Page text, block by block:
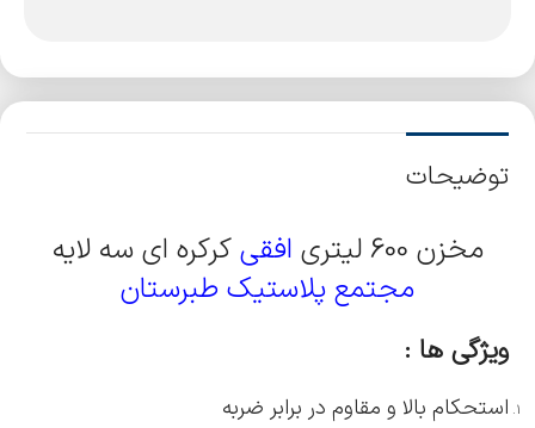
توضیحات
مخزن 600 لیتری افقیکرکره ای سه لایه
مجتمع پلاستیک طبرستان
ویژگی ها :
استحکام بالا و مقاوم در برابر ضربه